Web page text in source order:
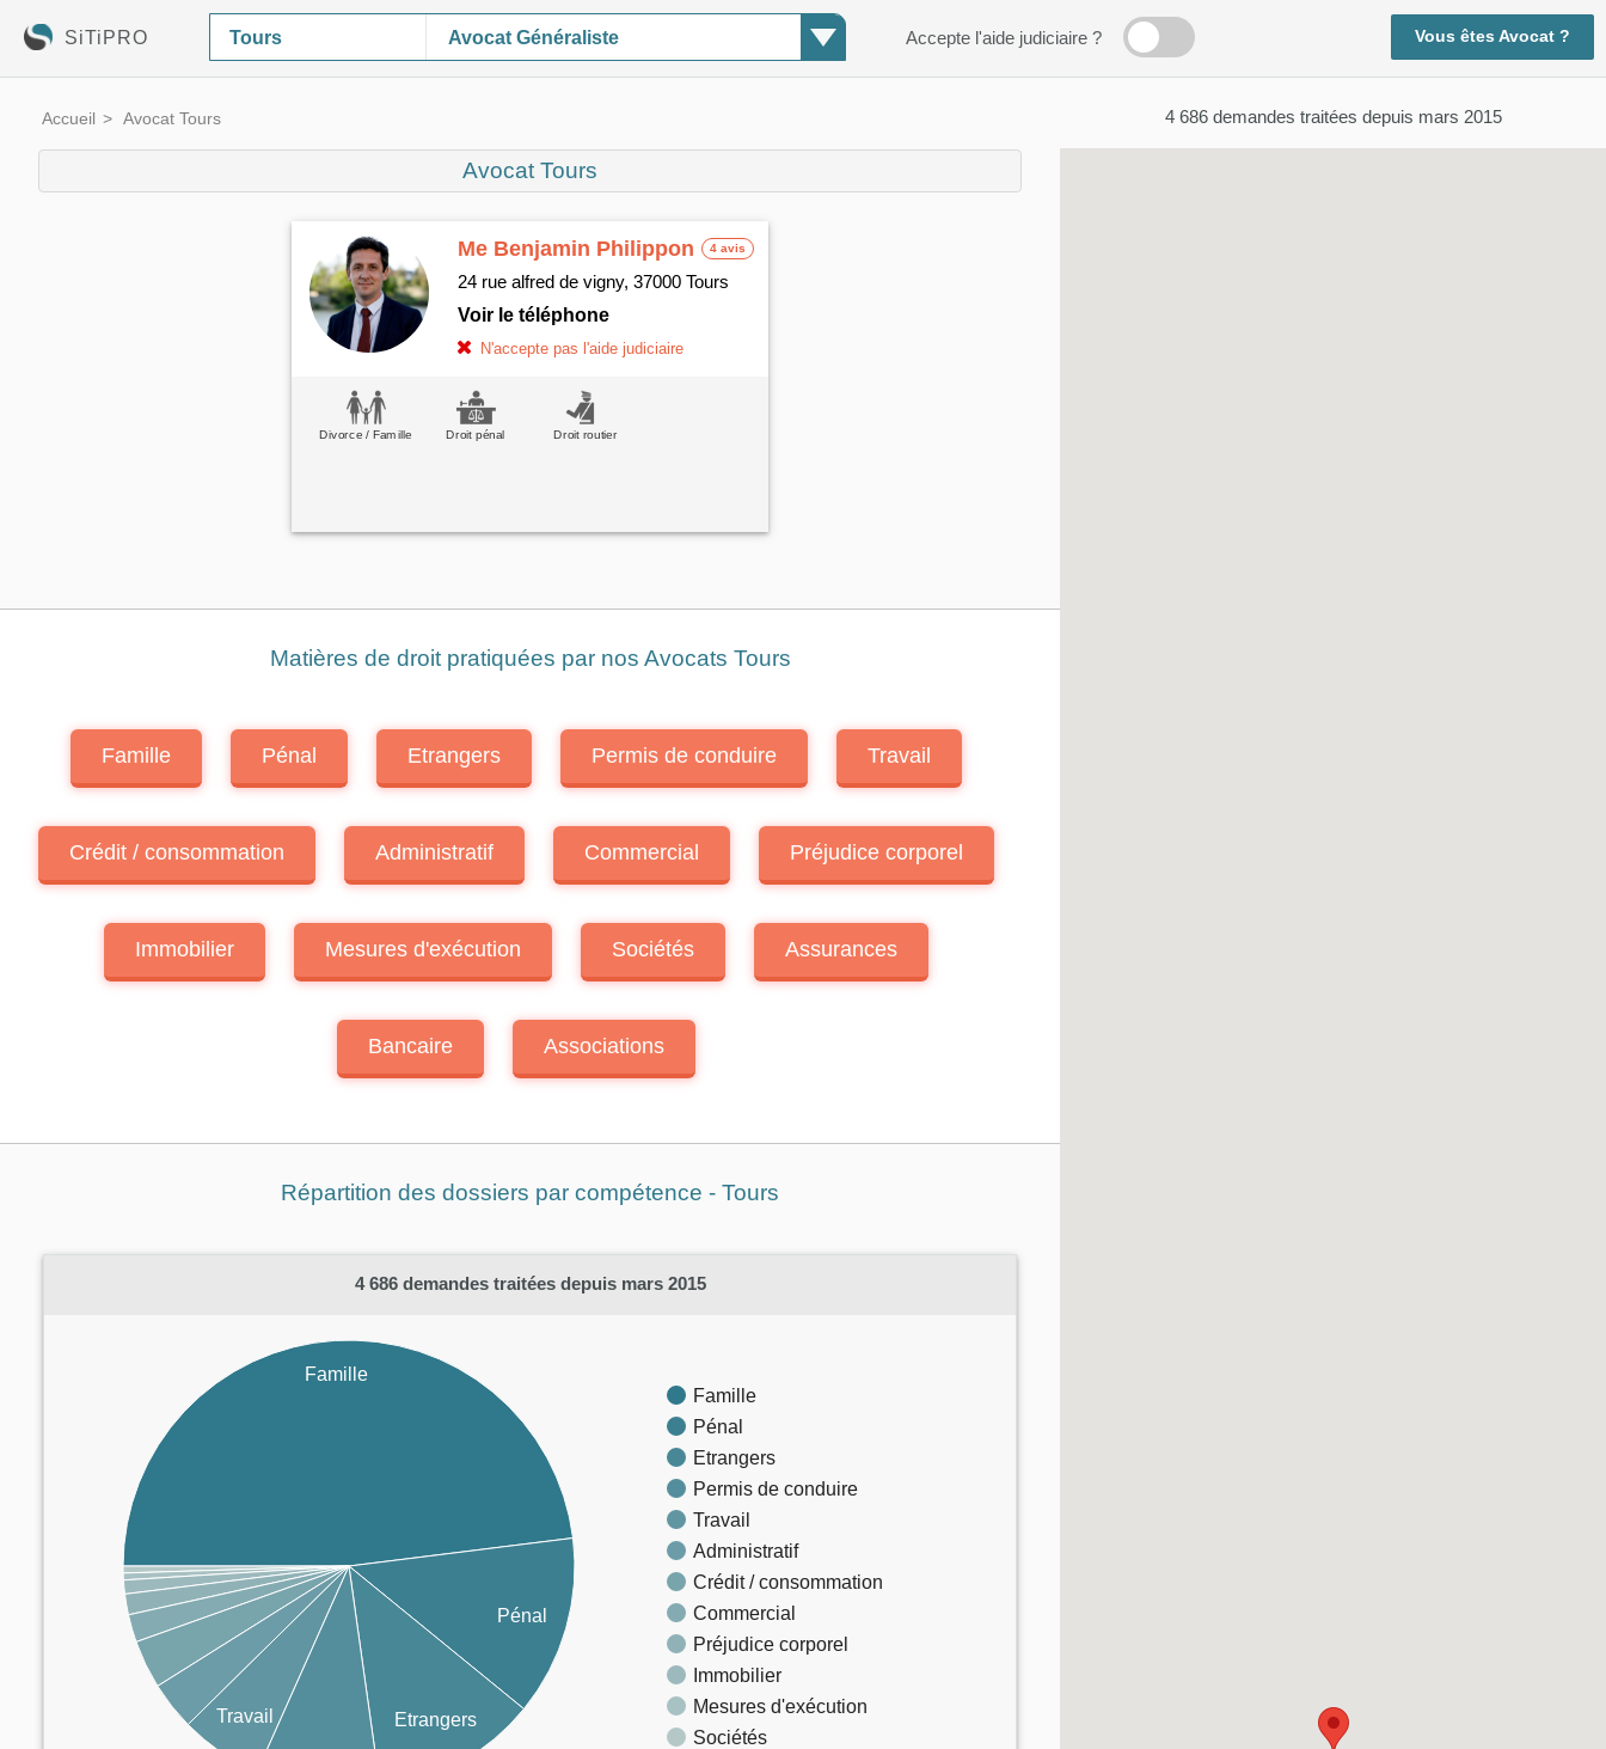
SiTiPRO Avocat Généraliste Accepte l'aide judiciaire ? Vous êtes Avocat ?
Accueil Avocat Tours
Avocat Tours
Me Benjamin Philippon 4 avis
24 rue alfred de vigny, 37000 Tours
Voir le téléphone
N'accepte pas l'aide judiciaire
Divorce / Famille Droit pénal Droit routier
Matières de droit pratiquées par nos Avocats Tours
Famille Pénal Etrangers Permis de conduire Travail
Crédit / consommation Administratif Commercial Préjudice corporel
Immobilier Mesures d'exécution Sociétés Assurances
Bancaire Associations
Répartition des dossiers par compétence - Tours
4 686demandes traitées depuis mars 2015
Famille
Pénal
Etrangers
Permis de conduire
Travail
Administratif
Crédit / consommation
Commercial
Préjudice corporel
Immobilier
Mesures d'exécution
Sociétés
Famille
Pénal
Etrangers
Travail
4 686demandes traitées depuis mars 2015